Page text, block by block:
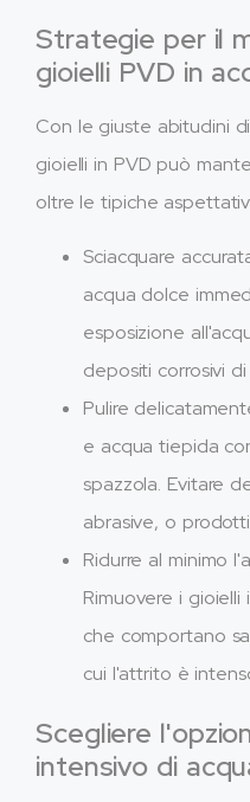
Strategie per il
gioielli PVD in
Con le giuste abitudini
gioielli in PVD può
oltre le tipiche
Sciacquare
acqua dolce
esposizione
depositi corrosivi
Pulire
e acqua tiepida
spazzola. Evitare
abrasive, o
Ridurre al minimo
Rimuovere i
che comportano
cui l'attrito è
Scegliere
intensivo di